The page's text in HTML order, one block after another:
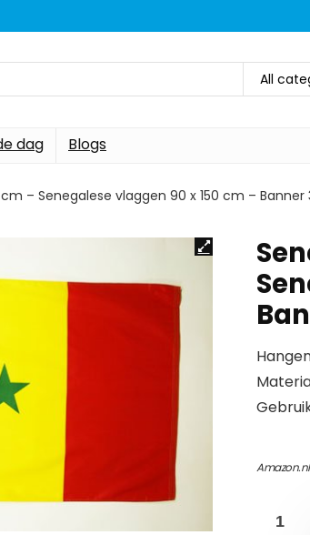
All
dag Blogs
– Senegalese vlaggen 90 x 150 cm – Banner